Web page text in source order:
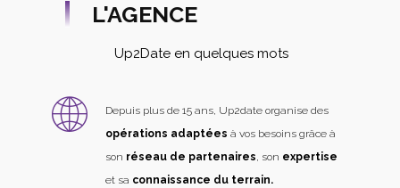
L'AGENCE
Up2Date en quelques mots
Depuis plus de 15 ans, Up2date organise des
opérations adaptées à vos besoins grâce à
son réseau de partenaires, son expertise
et sa connaissance du terrain.